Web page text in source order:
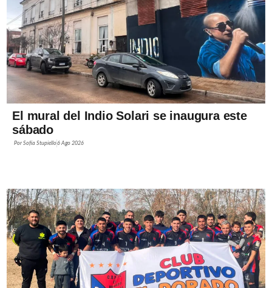
El mural del Indio Solari se inaugura este
sábado
PorSofía Stupiello6 Ago 2026